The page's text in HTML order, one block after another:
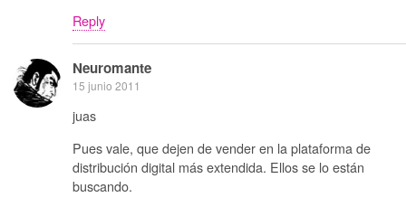
Reply
Neuromante
15 junio 2011
juas
Pues vale, que dejen de vender en la plataforma de
distribución digital más extendida. Ellos se lo están
buscando.